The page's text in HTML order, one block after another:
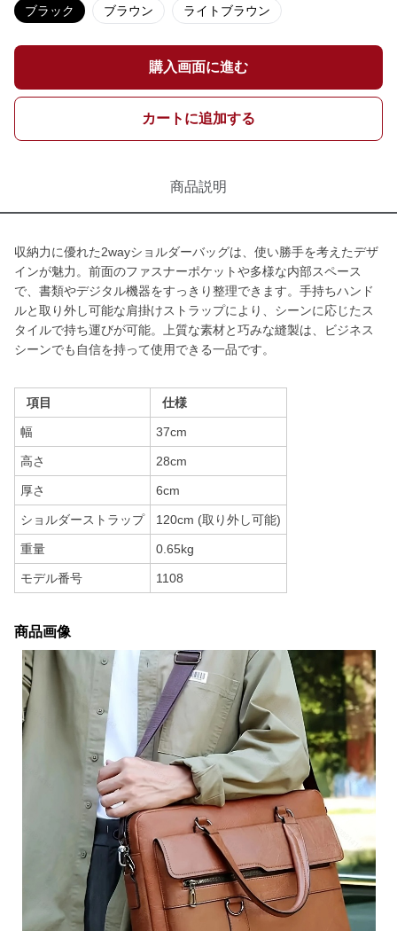
ブラック ブラウン ライトブラウン
購入画面に進む
カートに追加する
商品説明
収納力に優れた2wayショルダーバッグは、使い勝手を考えたデザ
インが魅力。前面のファスナーポケットや多様な内部スペース
で、書類やデジタル機器をすっきり整理できます。手持ちハンド
ルと取り外し可能な肩掛けストラップにより、シーンに応じたス
タイルで持ち運びが可能。上質な素材と巧みな縫製は、ビジネス
シーンでも自信を持って使用できる一品です。
項目 仕様
幅 37cm
高さ 28cm
厚さ 6cm
ショルダーストラップ 120cm (取り外し可能)
重量 0.65kg
モデル番号 1108
商品画像